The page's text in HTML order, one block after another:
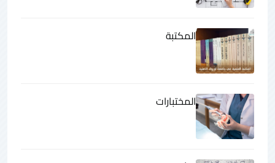
المكتبة
المختبارات